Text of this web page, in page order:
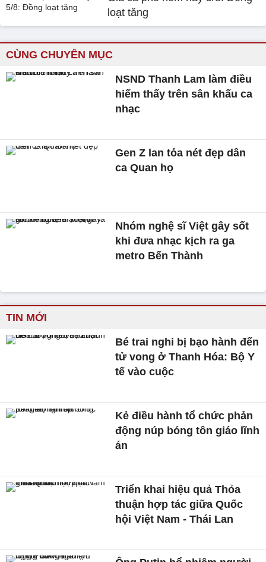
loạt tăng
CÙNG CHUYÊN MỤC
NSND Thanh Lam làm điều
hiếm thấy trên sân khấu ca
nhạc
Gen Z lan tỏa nét đẹp dân
ca Quan họ
Nhóm nghệ sĩ Việt gây sốt
khi đưa nhạc kịch ra ga
metro Bến Thành
TIN MỚI
Bé trai nghi bị bạo hành đến
tử vong ở Thanh Hóa: Bộ Y
tế vào cuộc
Kẻ điều hành tổ chức phản
động núp bóng tôn giáo lĩnh
án
Triển khai hiệu quả Thỏa
thuận hợp tác giữa Quốc
hội Việt Nam - Thái Lan